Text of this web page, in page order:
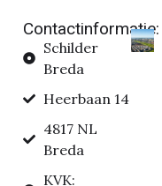
Contactinformatie:
Schilder
Breda
Heerbaan 14
4817 NL
Breda
KVK: